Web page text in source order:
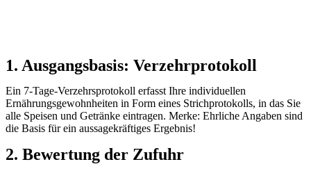
1. Ausgangsbasis: Verzehrprotokoll
Ein 7-Tage-Verzehrsprotokoll erfasst Ihre individuellen
Ernährungsgewohnheiten in Form eines Strichprotokolls, in das Sie
alle Speisen und Getränke eintragen. Merke: Ehrliche Angaben sind
die Basis für ein aussagekräftiges Ergebnis!
2. Bewertung der Zufuhr